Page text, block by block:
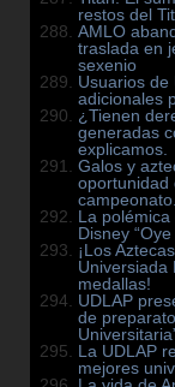
restos del
AMLO
traslada en
sexenio
Usuarios
adicionales
¿Tienen
generadas
explicamos.
Galos y
oportunidad
campeonato.
La
Disney
¡Los
Universiada
medallas!
UDLAP
de
La UDLAP
mejores